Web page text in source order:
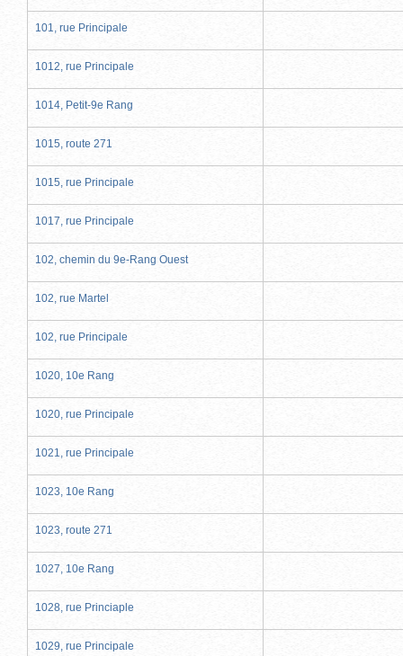
101, rue Principale
1012, rue Principale
1014, Petit-9e Rang
1015, route 271
1015, rue Principale
1017, rue Principale
102, chemin du 9e-Rang Ouest
102, rue Martel
102, rue Principale
1020, 10e Rang
1020, rue Principale
1021, rue Principale
1023, 10e Rang
1023, route 271
1027, 10e Rang
1028, rue Princiaple
1029, rue Principale